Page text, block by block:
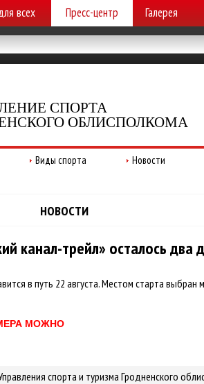
всех Пресс-центр Галерея
СПОРТА
ОБЛИСПОЛКОМА
Виды спорта Новости
НОВОСТИ
канал-трейл» осталось два
в путь 22 августа. Местом старта
МОЖНО
спорта и туризма Гродненского